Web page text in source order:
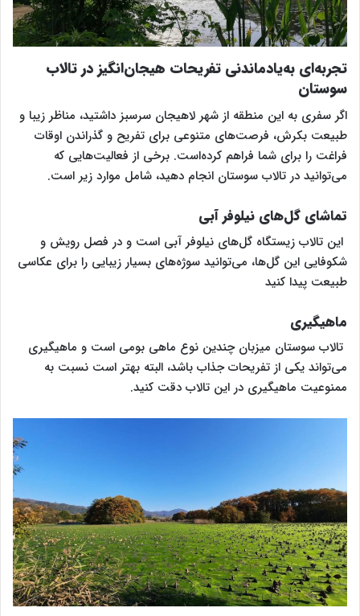
تجربه‌ای به‌یادماندنی تفریحات هیجان‌انگیز در تالاب
سوستان
اگر سفری به این منطقه از شهر لاهیجان سرسبز داشتید، مناظر زیبا و
طبیعت بکرش، فرصت‌های متنوعی برای تفریح و گذراندن اوقات
فراغت را برای شما فراهم کرده‌است. برخی از فعالیت‌هایی که
می‌توانید در تالاب سوستان انجام دهید، شامل موارد زیر است.
تماشای گل‌های نیلوفر آبی
این تالاب زیستگاه گل‌های نیلوفر آبی است و در فصل رویش و
شکوفایی این گل‌ها، می‌توانید سوژه‌های بسیار زیبایی را برای عکاسی
طبیعت پیدا کنید
ماهیگیری
تالاب سوستان میزبان چندین نوع ماهی بومی است و ماهیگیری
می‌تواند یکی از تفریحات جذاب باشد، البته بهتر است نسبت به
ممنوعیت ماهیگیری در این تالاب دقت کنید.